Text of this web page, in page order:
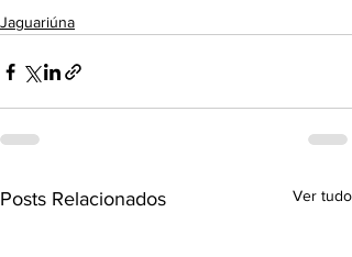
Jaguariúna
Posts Relacionados Ver tudo